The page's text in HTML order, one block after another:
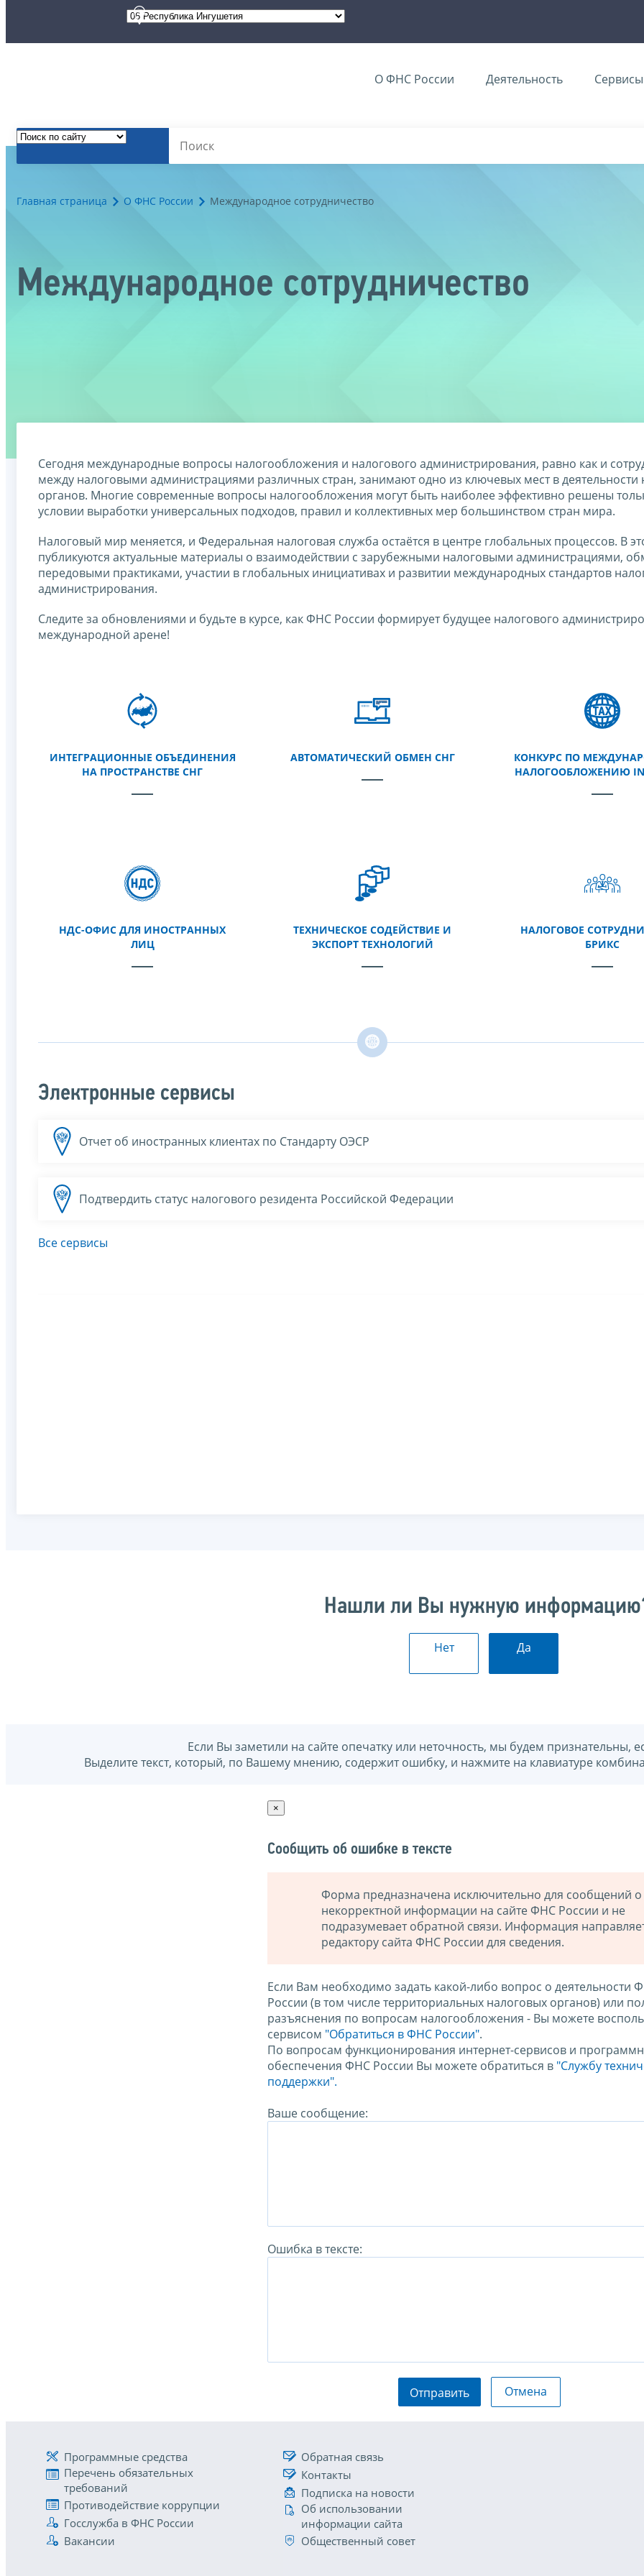
О ФНС России Деятельность Сервисы
Главная страница О ФНС России Международное сотрудничество
Международное сотрудничество
Сегодня международные вопросы налогообложения и налогового администрирования, равно как и
между налоговыми администрациями различных стран, занимают одно из ключевых мест в деятельности
органов. Многие современные вопросы налогообложения могут быть наиболее эффективно решены
условии выработки универсальных подходов, правил и коллективных мер большинством стран мира.
Налоговый мир меняется, и Федеральная налоговая служба остаётся в центре глобальных процессов. В
публикуются актуальные материалы о взаимодействии с зарубежными налоговыми администрациями,
передовыми практиками, участии в глобальных инициативах и развитии международных стандартов
администрирования.
Следите за обновлениями и будьте в курсе, как ФНС России формирует будущее налогового
международной арене!
ИНТЕГРАЦИОННЫЕ ОБЪЕДИНЕНИЯ
НА ПРОСТРАНСТВЕ СНГ
АВТОМАТИЧЕСКИЙ ОБМЕН СНГ
КОНКУРС ПО
НАЛОГООБЛОЖЕНИЮ
НДС-ОФИС ДЛЯ ИНОСТРАННЫХ
ЛИЦ
ТЕХНИЧЕСКОЕ СОДЕЙСТВИЕ И
ЭКСПОРТ ТЕХНОЛОГИЙ
НАЛОГОВОЕ
БРИКС
Электронные сервисы
Отчет об иностранных клиентах по Стандарту ОЭСР
Подтвердить статус налогового резидента Российской Федерации
Все сервисы
Нашли ли Вы нужную
Нет Да
Если Вы заметили на сайте опечатку или неточность, мы будем признательны,
Выделите текст, который, по Вашему мнению, содержит ошибку, и нажмите на клавиатуре
×
Сообщить об ошибке в тексте
Форма предназначена исключительно для сообщений о
некорректной информации на сайте ФНС России и не
подразумевает обратной связи. Информация
редактору сайта ФНС России для сведения.
Если Вам необходимо задать какой-либо вопрос о деятельности
России (в том числе территориальных налоговых органов) или
разъяснения по вопросам налогообложения - Вы можете
сервисом "Обратиться в ФНС России".
По вопросам функционирования интернет-сервисов и
обеспечения ФНС России Вы можете обратиться в "Службу
поддержки".
Ваше сообщение:
Ошибка в тексте:
Отправить Отмена
Программные средства
Перечень обязательных
требований
Противодействие коррупции
Госслужба в ФНС России
Вакансии
Обратная связь
Контакты
Подписка на новости
Об использовании
информации сайта
Общественный совет